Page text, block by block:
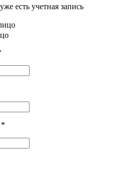
есть учетная запись
*